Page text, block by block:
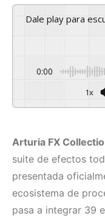
Dale play para
0:00
1x
Arturia FX
suite de efectos
presentada
ecosistema de
pasa a integrar 39